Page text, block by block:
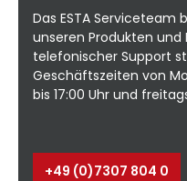
Das ESTA Serviceteam
unseren Produkten und
telefonischer Support
Geschäftszeiten von
bis 17:00 Uhr und
+49 (0)7307 804 0